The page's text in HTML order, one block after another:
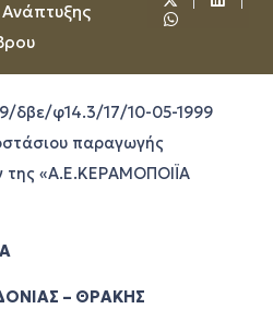
δβε/φ14.3/17/10-05-1999
παραγωγής
της «Α.Ε.ΚΕΡΑΜΟΠΟΙΪΑ
– ΘΡΑΚΗΣ